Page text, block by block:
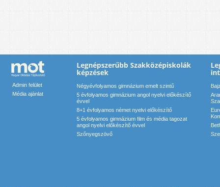
Admin felület
Média ajánlat
Legnépszerűbb Szakközépiskolák
képzések
Négyévfolyamos gimnázium emelt szintű
5 évfolyamos gimnázium angol nyelvi előkészítő
évvel
8+1 évfolyamos német nyelvi előkészítő
5 évfolyamos gimnázium film és média tagozat
angol nyelvi előkészítő évvel
Szőnyegszövő